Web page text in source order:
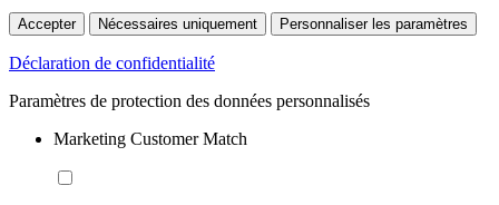
Accepter Nécessaires uniquement Personnaliser les paramètres
Déclaration de confidentialité
Paramètres de protection des données personnalisés
Marketing Customer Match